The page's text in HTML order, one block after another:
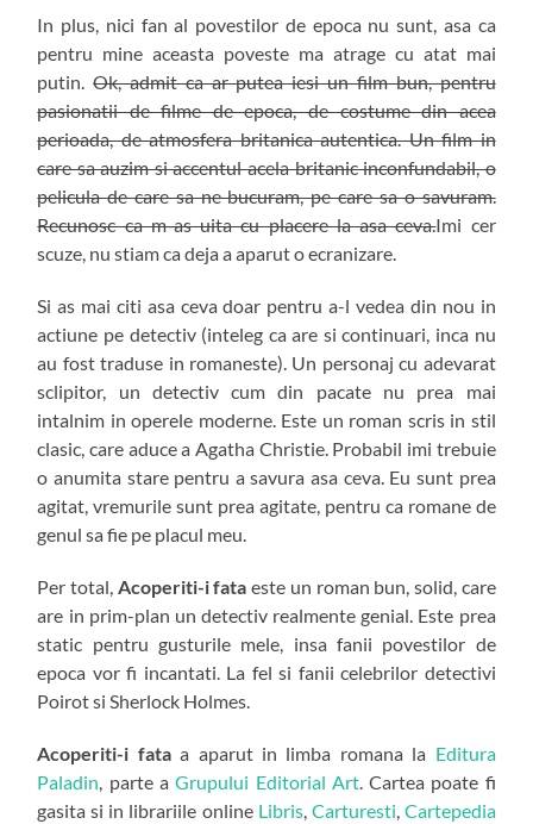
In plus, nici fan al povestilor de epoca nu sunt, asa ca
pentru mine aceasta poveste ma atrage cu atat mai
putin.Ok, admit ca ar putea iesi un film bun, pentru
pasionatii de filme de epoca, de costume din acea
perioada, de atmosfera britanica autentica. Un film in
care sa auzim si accentul acela britanic inconfundabil, o
pelicula de care sa ne bucuram, pe care sa o savuram.
Recunosc ca m-as uita cu placere la asa ceva.Imi cer
scuze, nu stiam ca deja a aparut o ecranizare.
Si as mai citi asa ceva doar pentru a-l vedea din nou in
actiune pe detectiv (inteleg ca are si continuari, inca nu
au fost traduse in romaneste). Un personaj cu adevarat
sclipitor, un detectiv cum din pacate nu prea mai
intalnim in operele moderne. Este un roman scris in stil
clasic, care aduce a Agatha Christie. Probabil imi trebuie
o anumita stare pentru a savura asa ceva. Eu sunt prea
agitat, vremurile sunt prea agitate, pentru ca romane de
genul sa fie pe placul meu.
Per total, Acoperiti-i fata este un roman bun, solid, care
are in prim-plan un detectiv realmente genial. Este prea
static pentru gusturile mele, insa fanii povestilor de
epoca vor fi incantati. La fel si fanii celebrilor detectivi
Poirot si Sherlock Holmes.
Acoperiti-i fataa aparut in limba romana la Editura
Paladin, parte aGrupului Editorial Art. Cartea poate fi
gasita si in librariile online Libris, Carturesti, Cartepedia